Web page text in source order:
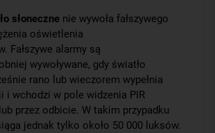
słoneczne nie wywoła fałszywego
oświetlenia
Fałszywe alarmy są
wywoływane, gdy światło
rano lub wieczorem wypełnia
i wchodzi w pole widzenia PIR
przez odbicie. W takim przypadku
jednak tylko około 50 000 luksów.